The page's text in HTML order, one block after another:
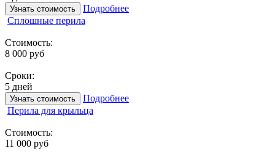
Узнать стоимость
Подробнее
Сплошные перила
Стоимость:
8 000 руб
Сроки:
5 дней
Узнать стоимость
Подробнее
Перила для крыльца
Стоимость:
11 000 руб